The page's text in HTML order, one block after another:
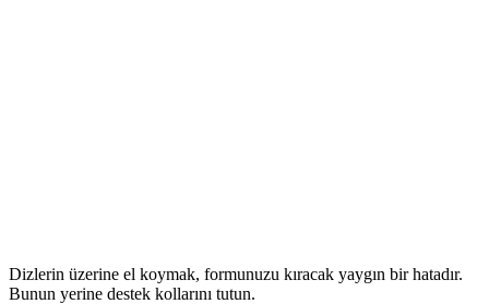
Dizlerin üzerine el koymak, formunuzu kıracak yaygın bir hatadır.
Bunun yerine destek kollarını tutun.